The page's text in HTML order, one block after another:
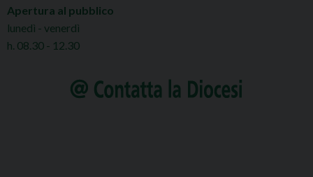
Apertura al pubblico
lunedì - venerdì
h. 08.30 - 12.30